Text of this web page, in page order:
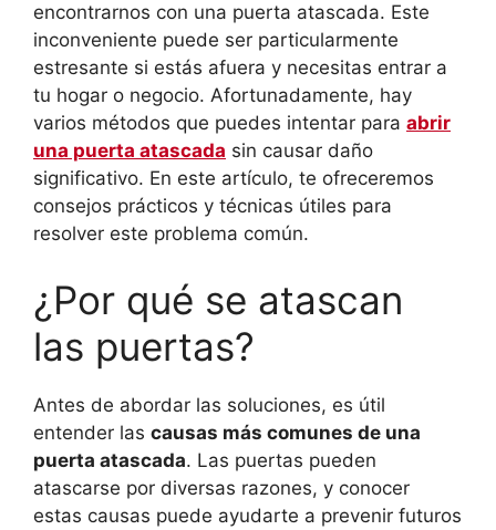
encontrarnos con una puerta atascada. Este
inconveniente puede ser particularmente
estresante si estás afuera y necesitas entrar a
tu hogar o negocio. Afortunadamente, hay
varios métodos que puedes intentar para abrir
una puerta atascada sin causar daño
significativo. En este artículo, te ofreceremos
consejos prácticos y técnicas útiles para
resolver este problema común.
¿Por qué se atascan
las puertas?
Antes de abordar las soluciones, es útil
entender las causas más comunes de una
puerta atascada. Las puertas pueden
atascarse por diversas razones, y conocer
estas causas puede ayudarte a prevenir futuros